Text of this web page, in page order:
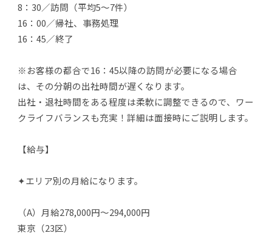
8：30／訪問（平均5～7件）
16：00／帰社、事務処理
16：45／終了
※お客様の都合で16：45以降の訪問が必要になる場合
は、その分朝の出社時間が遅くなります。
出社・退社時間をある程度は柔軟に調整できるので、ワー
クライフバランスも充実！詳細は面接時にご説明します。
【給与】
✦エリア別の月給になります。
（A）月給278,000円～294,000円
東京（23区）